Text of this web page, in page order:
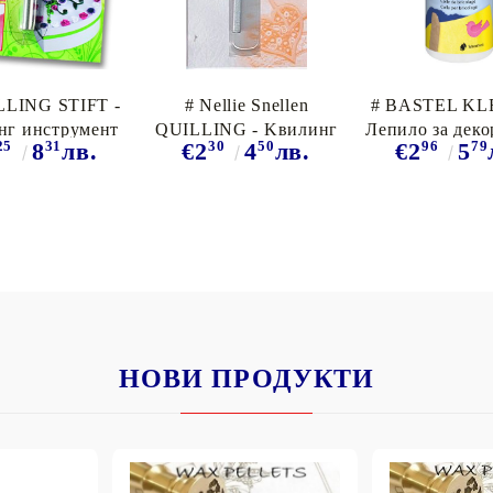
STIFT -
инструмент
-
831 лв.
# Nellie Snellen
QUILLING - Kвилинг
инструмент
€230 450лв.
# BASTEL
Лепило за
Куилинг
€296 579
НОВИ ПРОДУКТИ